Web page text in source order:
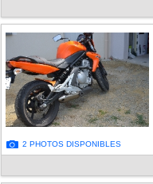
2 PHOTOS DISPONIBLES